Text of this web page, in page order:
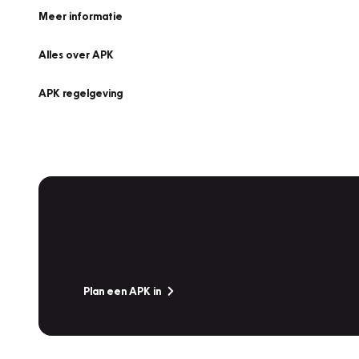
Meer informatie
Alles over APK
APK regelgeving
Plan een APK in